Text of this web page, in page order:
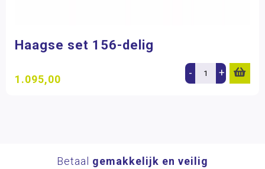
Haagse set 156-delig
1.095,00 - +
Betaal gemakkelijk en veilig